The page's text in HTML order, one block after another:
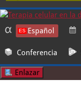
Español
Conferencia
Enlazar